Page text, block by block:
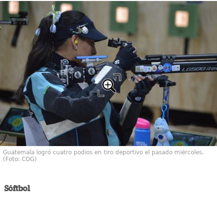
Guatemala logró cuatro podios en tiro deportivo el pasado miércoles.
(Foto: COG)
Sóftbol